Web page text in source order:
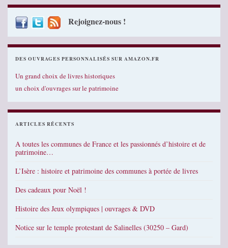
Rejoignez-nous !
DES OUVRAGES PERSONNALISÉS SUR AMAZON.FR
Un grand choix de livres historiques
un choix d'ouvrages sur le patrimoine
ARTICLES RÉCENTS
A toutes les communes de France et les passionnés d’histoire et de
patrimoine…
L’Isère : histoire et patrimoine des communes à portée de livres
Des cadeaux pour Noël !
Histoire des Jeux olympiques | ouvrages & DVD
Notice sur le temple protestant de Salinelles (30250 – Gard)